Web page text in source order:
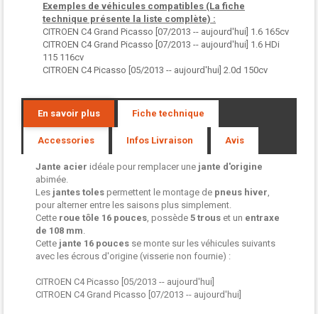
Exemples de véhicules compatibles (La fiche
technique présente la liste complète) :
CITROEN C4 Grand Picasso [07/2013 -- aujourd'hui] 1.6 165cv
CITROEN C4 Grand Picasso [07/2013 -- aujourd'hui] 1.6 HDi
115 116cv
CITROEN C4 Picasso [05/2013 -- aujourd'hui] 2.0d 150cv
En savoir plus Fiche technique
Accessories Infos Livraison Avis
Jante acier idéale pour remplacer une jante d'origine
abimée.
Les jantes toles permettent le montage de pneus hiver,
pour alterner entre les saisons plus simplement.
Cette roue tôle 16 pouces, possède 5 trous et un entraxe
de 108 mm.
Cette jante 16 pouces se monte sur les véhicules suivants
avec les écrous d'origine (visserie non fournie) :
CITROEN C4 Picasso [05/2013 -- aujourd'hui]
CITROEN C4 Grand Picasso [07/2013 -- aujourd'hui]